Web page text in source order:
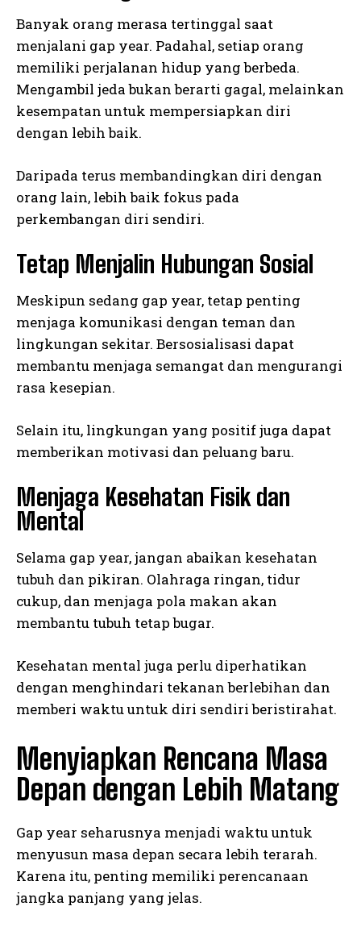
Banyak orang merasa tertinggal saat
menjalani gap year. Padahal, setiap orang
memiliki perjalanan hidup yang berbeda.
Mengambil jeda bukan berarti gagal, melainkan
kesempatan untuk mempersiapkan diri
dengan lebih baik.
Daripada terus membandingkan diri dengan
orang lain, lebih baik fokus pada
perkembangan diri sendiri.
Tetap Menjalin Hubungan Sosial
Meskipun sedang gap year, tetap penting
menjaga komunikasi dengan teman dan
lingkungan sekitar. Bersosialisasi dapat
membantu menjaga semangat dan mengurangi
rasa kesepian.
Selain itu, lingkungan yang positif juga dapat
memberikan motivasi dan peluang baru.
Menjaga Kesehatan Fisik dan
Mental
Selama gap year, jangan abaikan kesehatan
tubuh dan pikiran. Olahraga ringan, tidur
cukup, dan menjaga pola makan akan
membantu tubuh tetap bugar.
Kesehatan mental juga perlu diperhatikan
dengan menghindari tekanan berlebihan dan
memberi waktu untuk diri sendiri beristirahat.
Menyiapkan Rencana Masa
Depan dengan Lebih Matang
Gap year seharusnya menjadi waktu untuk
menyusun masa depan secara lebih terarah.
Karena itu, penting memiliki perencanaan
jangka panjang yang jelas.